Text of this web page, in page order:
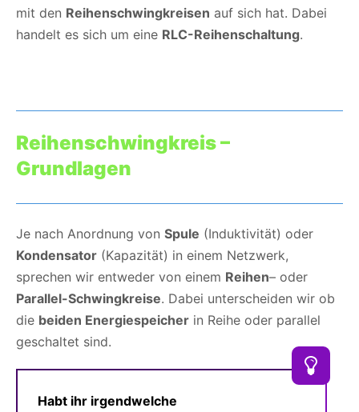
mit den Reihenschwingkreisen auf sich hat. Dabei
handelt es sich um eine RLC-Reihenschaltung.
Reihenschwingkreis –
Grundlagen
Je nach Anordnung von Spule (Induktivität) oder
Kondensator (Kapazität) in einem Netzwerk,
sprechen wir entweder von einem Reihen– oder
Parallel-Schwingkreise. Dabei unterscheiden wir ob
die beiden Energiespeicher in Reihe oder parallel
geschaltet sind.
Habt ihr irgendwelche